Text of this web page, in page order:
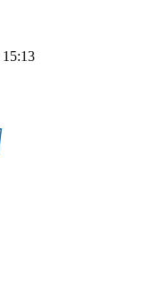
15:13